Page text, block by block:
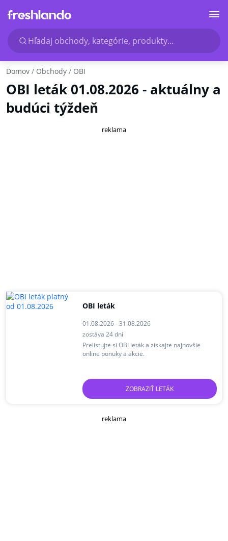
Hľadaj obchody, kategórie, produkty...
Domov Obchody OBI
OBI leták 01.08.2026 - aktuálny a
budúci týždeň
reklama
OBI leták
01.08.2026 - 31.08.2026
zostáva 24 dní
Prelistujte si OBI leták a získajte najnovšie
online ponuky a akcie.
ZOBRAZIŤ LETÁK
reklama